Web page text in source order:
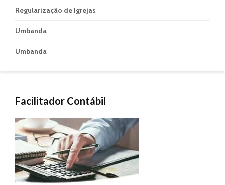
Regularização de Igrejas
Umbanda
Umbanda
Facilitador Contábil